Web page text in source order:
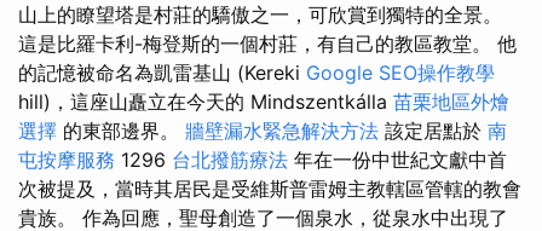
山上的瞭望塔是村莊的驕傲之一，可欣賞到獨特的全景。
這是比羅卡利-梅登斯的一個村莊，有自己的教區教堂。 他
的記憶被命名為凱雷基山 (Kereki Google SEO操作教學
hill)，這座山矗立在今天的 Mindszentkálla 苗栗地區外燴
選擇 的東部邊界。 牆壁漏水緊急解決方法 該定居點於 南
屯按摩服務 1296 台北撥筋療法 年在一份中世紀文獻中首
次被提及，當時其居民是受維斯普雷姆主教轄區管轄的教會
貴族。 作為回應，聖母創造了一個泉水，從泉水中出現了